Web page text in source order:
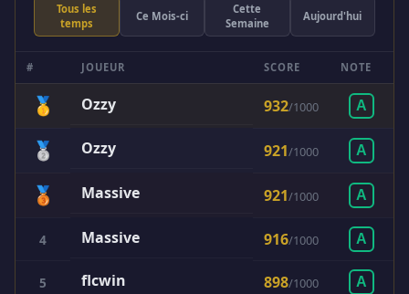
Tous les
temps
Ce Mois-ci
Cette
Semaine
Aujourd'hui
# JOUEUR SCORE NOTE
🥇 Ozzy 932/1000 A
🥈 Ozzy 921/1000 A
🥉 Massive 921/1000 A
4 Massive 916/1000 A
5 flcwin 898/1000 A